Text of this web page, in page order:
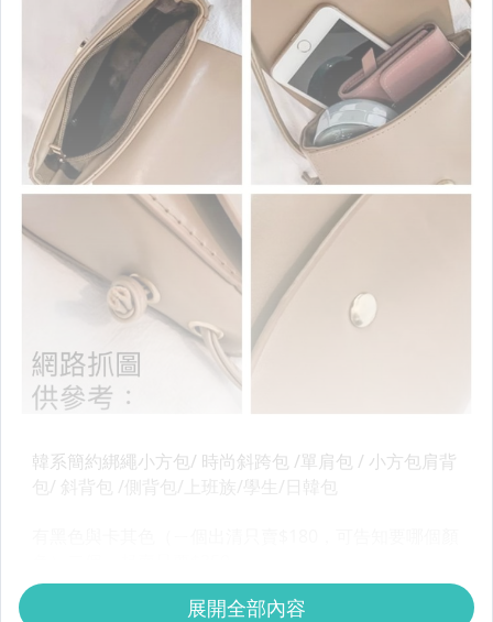
展開全部內容